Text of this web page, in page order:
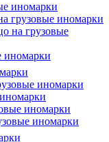
иномарки
грузовые иномарки
на грузовые
иномарки
иномарки
иномарки
иномарки